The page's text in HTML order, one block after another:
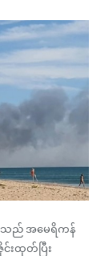
သည် အမေရိကန်
င်းထုတ်ပြီး